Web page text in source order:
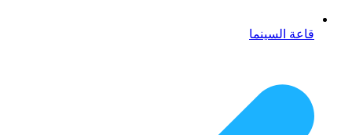
قاعة السينما